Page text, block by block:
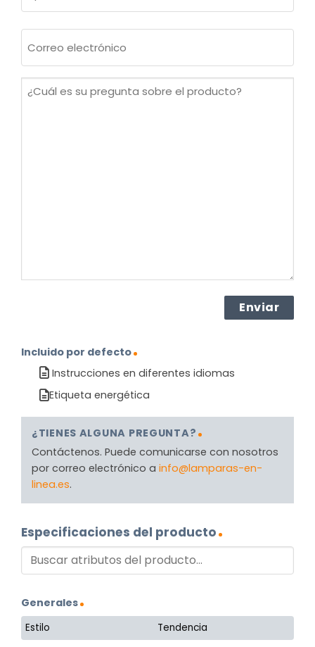
electrónico
¿Cuál
Incluido por defecto
Instrucciones en diferentes idiomas
Etiqueta energética
¿TIENES ALGUNA PREGUNTA?
Contáctenos. Puede comunicarse con nosotros
por correo electrónico a info@lamparas-en-
linea.es.
Especificaciones del producto
Generales
Estilo
Tendencia